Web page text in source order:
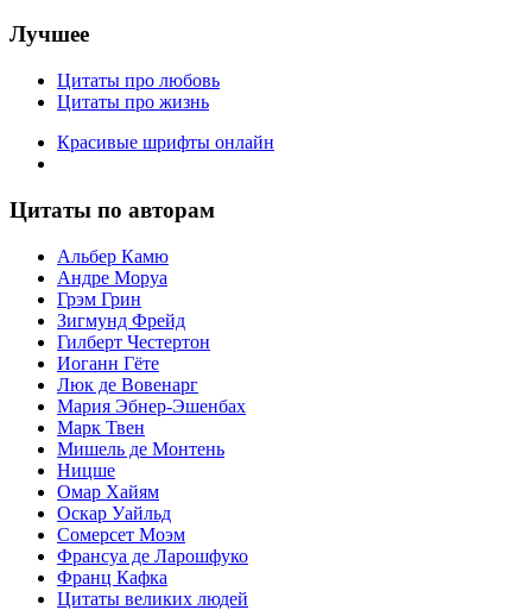
Лучшее
Цитаты про любовь
Цитаты про жизнь
Красивые шрифты онлайн
Цитаты по авторам
Альбер Камю
Андре Моруа
Грэм Грин
Зигмунд Фрейд
Гилберт Честертон
Иоганн Гёте
Люк де Вовенарг
Мария Эбнер-Эшенбах
Марк Твен
Мишель де Монтень
Ницше
Омар Хайям
Оскар Уайльд
Сомерсет Моэм
Франсуa де Ларошфуко
Франц Кафка
Цитаты великих людей